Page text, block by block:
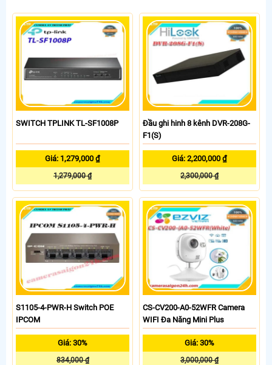
SWITCH TPLINK TL-SF1008P
Giá: 1,279,000 ₫
1,279,000 ₫
Đầu ghi hinh 8 kênh DVR-208G-
F1(S)
Giá: 2,200,000 ₫
2,300,000 ₫
S1105-4-PWR-H Switch POE
IPCOM
Giá: 30%
834,000 ₫
CS-CV200-A0-52WFR Camera
WIFI Đa Năng Mini Plus
Giá: 30%
3,000,000 ₫